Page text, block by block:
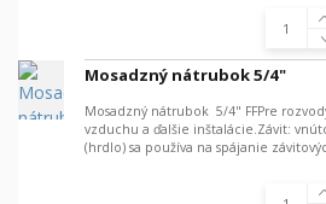
Mosadzný nátrubok 5/4"
Mosadzný nátrubok 5/4" FFPre
vzduchu a ďalšie inštalácie.Závit:
(hrdlo) sa používa na spájanie